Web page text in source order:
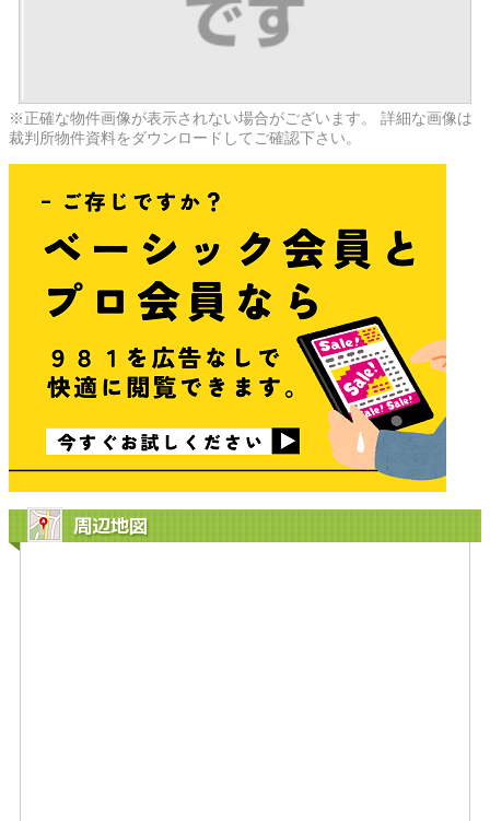
※正確な物件画像が表示されない場合がございます。 詳細な画像は
裁判所物件資料をダウンロードしてご確認下さい。
周辺地図